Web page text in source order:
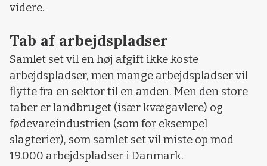
videre.
Tab af arbejdspladser
Samlet set vil en høj afgift ikke koste
arbejdspladser, men mange arbejdspladser vil
flytte fra en sektor til en anden. Men den store
taber er landbruget (især kvægavlere) og
fødevareindustrien (som for eksempel
slagterier), som samlet set vil miste op mod
19.000 arbejdspladser i Danmark.